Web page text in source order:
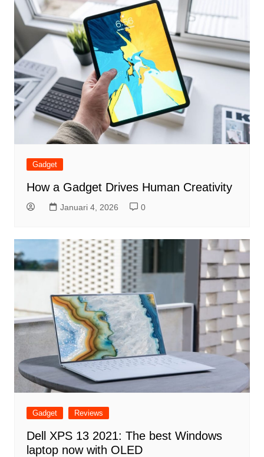
Gadget
How a Gadget Drives Human Creativity
Januari 4, 2026 0
Gadget Reviews
Dell XPS 13 2021: The best Windows
laptop now with OLED